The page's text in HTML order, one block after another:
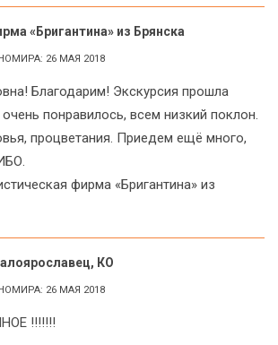
«Бригантина» из Брянска
26 МАЯ 2018
Благодарим! Экскурсия прошла
понравилось, всем низкий поклон.
процветания. Приедем ещё много,
фирма «Бригантина» из
КО
26 МАЯ 2018
!!!!!!!